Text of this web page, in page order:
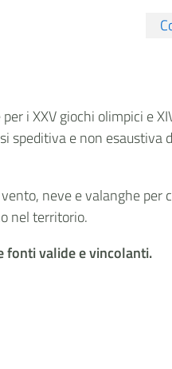
i XXV giochi olimpici e
speditiva e non esaustiva
neve e valanghe per
nel territorio.
fonti valide e vincolanti.